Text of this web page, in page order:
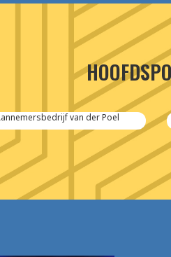
van der Poel